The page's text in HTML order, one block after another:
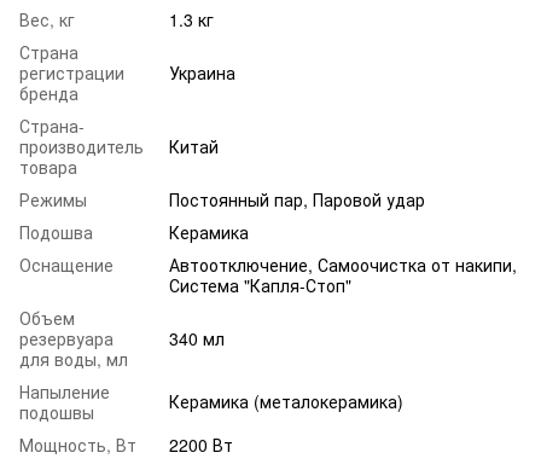
Вес, кг
1.3 кг
Страна
регистрации
бренда
Украина
Страна-
производитель
товара
Китай
Режимы
Постоянный пар, Паровой удар
Подошва
Керамика
Оснащение
Автоотключение, Самоочистка от накипи,
Система "Капля-Стоп"
Объем
резервуара
для воды, мл
340 мл
Напыление
подошвы
Керамика (металокерамика)
Мощность, Вт
2200 Вт